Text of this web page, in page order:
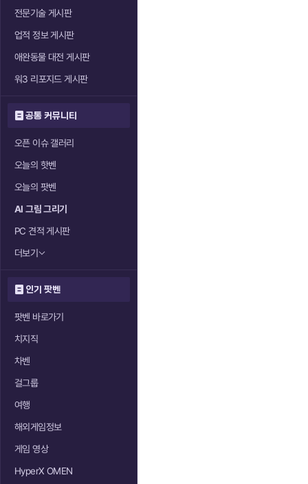
전문기술 게시판
업적 정보 게시판
애완동물 대전 게시판
워3 리포지드 게시판
공통 커뮤니티
오픈 이슈 갤러리
오늘의 핫벤
오늘의 팟벤
AI 그림 그리기
PC 견적 게시판
더보기
인기 팟벤
팟벤 바로가기
치지직
차벤
걸그룹
여행
해외게임정보
게임 영상
HyperX OMEN